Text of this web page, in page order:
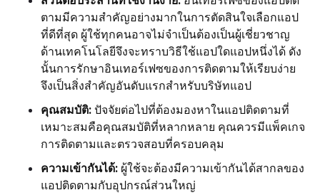
ตามมีความสำคัญอย่างมากในการตัดสินใจเลือกแอป
ที่ดีที่สุด ผู้ใช้ทุกคนอาจไม่จำเป็นต้องเป็นผู้เชี่ยวชาญ
ด้านเทคโนโลยีจึงจะทราบวิธีใช้แอปใดแอปหนึ่งได้ ดัง
นั้นการรักษาอินเทอร์เฟซของการติดตามให้เรียบง่าย
จึงเป็นสิ่งสำคัญอันดับแรกสำหรับบริษัทแอป
คุณสมบัติ:ปัจจัยต่อไปที่ต้องมองหาในแอปติดตามที่
เหมาะสมคือคุณสมบัติที่หลากหลาย คุณควรมีแพ็คเกจ
การติดตามและตรวจสอบที่ครอบคลุม
ความเข้ากันได้: ผู้ใช้จะต้องมีความเข้ากันได้สากลของ
แอปติดตามกับอุปกรณ์ส่วนใหญ่